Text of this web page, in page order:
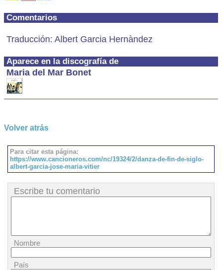
Comentarios
Traducción: Albert Garcia Hernàndez
Aparece en la discografía de
Maria del Mar Bonet
Volver atrás
Para citar esta página:
https://www.cancioneros.com/nc/19324/2/danza-de-fin-de-siglo-
albert-garcia-jose-maria-vitier
Escribe tu comentario
Nombre
País